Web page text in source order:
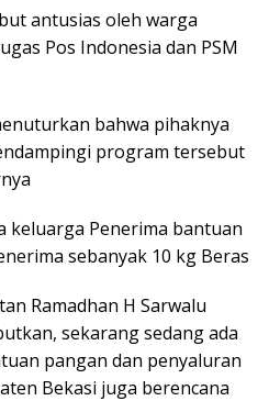
antusias oleh warga
Pos Indonesia dan PSM
bahwa pihaknya
program tersebut
keluarga Penerima bantuan
sebanyak 10 kg Beras
Ramadhan H Sarwalu
sekarang sedang ada
pangan dan penyaluran
Bekasi juga berencana